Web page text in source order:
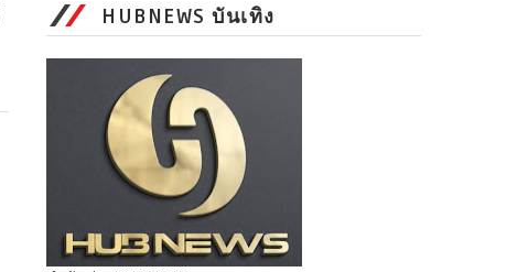
HUBNEWS บันเทิง